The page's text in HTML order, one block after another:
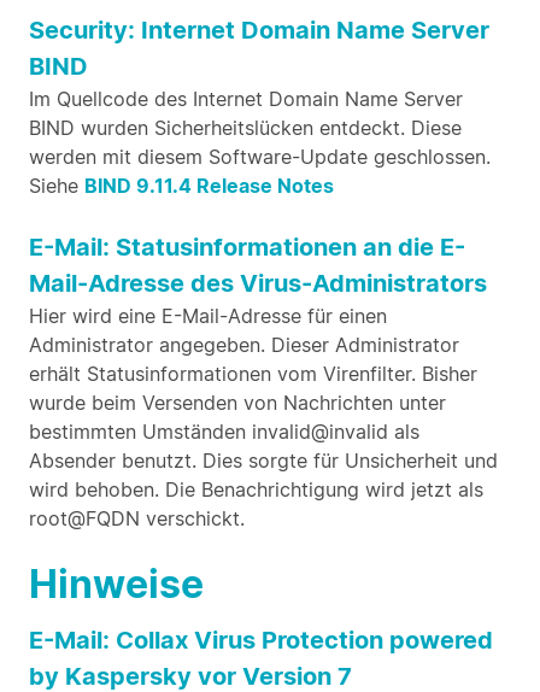
Security: Internet Domain Name Server
BIND
Im Quellcode des Internet Domain Name Server
BIND wurden Sicherheitslücken entdeckt. Diese
werden mit diesem Software-Update geschlossen.
Siehe BIND 9.11.4 Release Notes
E-Mail: Statusinformationen an die E-
Mail-Adresse des Virus-Administrators
Hier wird eine E-Mail-Adresse für einen
Administrator angegeben. Dieser Administrator
erhält Statusinformationen vom Virenfilter. Bisher
wurde beim Versenden von Nachrichten unter
bestimmten Umständen invalid@invalid als
Absender benutzt. Dies sorgte für Unsicherheit und
wird behoben. Die Benachrichtigung wird jetzt als
root@FQDN verschickt.
Hinweise
E-Mail: Collax Virus Protection powered
by Kaspersky vor Version 7